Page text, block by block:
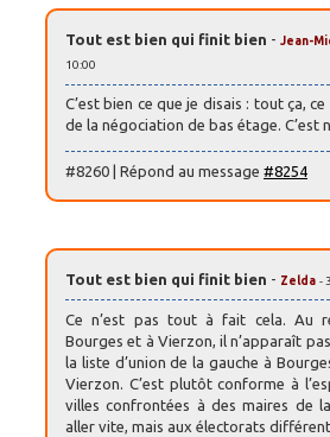
Tout est bien qui finit bien - Jean-
10:00
C’est bien ce que je disais : tout ça, ce
de la négociation de bas étage. C’est
#8260 | Répond au message #8254
Tout est bien qui finit bien - Zelda -
Ce n’est pas tout à fait cela. Au
Bourges et à Vierzon, il n’apparaît
la liste d’union de la gauche à
Vierzon. C’est plutôt conforme à
villes confrontées à des maires de
aller vite, mais aux électorats